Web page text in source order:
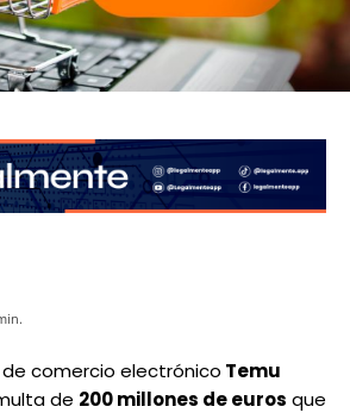
comercio electrónico Temu
de 200 millones de euros que